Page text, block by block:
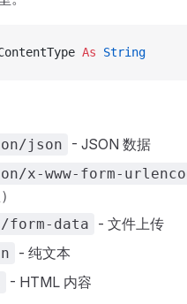
As String
json - JSON 数据
x-www-form-
data - 文件上传
- 纯文本
- HTML 内容